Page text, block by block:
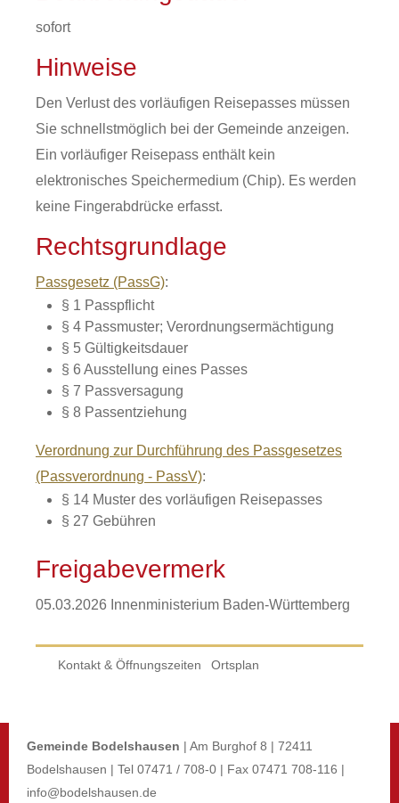
sofort
Hinweise
Den Verlust des vorläufigen Reisepasses müssen
Sie schnellstmöglich bei der Gemeinde anzeigen.
Ein vorläufiger Reisepass enthält kein
elektronisches Speichermedium (Chip). Es werden
keine Fingerabdrücke erfasst.
Rechtsgrundlage
Passgesetz (PassG):
§ 1 Passpflicht
§ 4Passmuster; Verordnungsermächtigung
§ 5 Gültigkeitsdauer
§ 6 Ausstellung eines Passes
§ 7 Passversagung
§ 8 Passentziehung
Verordnung zur Durchführung des Passgesetzes
(Passverordnung - PassV):
§ 14 Muster des vorläufigen Reisepasses
§ 27 Gebühren
Freigabevermerk
05.03.2026 Innenministerium Baden-Württemberg
Kontakt & Öffnungszeiten Ortsplan
Gemeinde Bodelshausen | Am Burghof 8 | 72411
Bodelshausen | Tel 07471 / 708-0 | Fax 07471 708-116 |
info@bodelshausen.de